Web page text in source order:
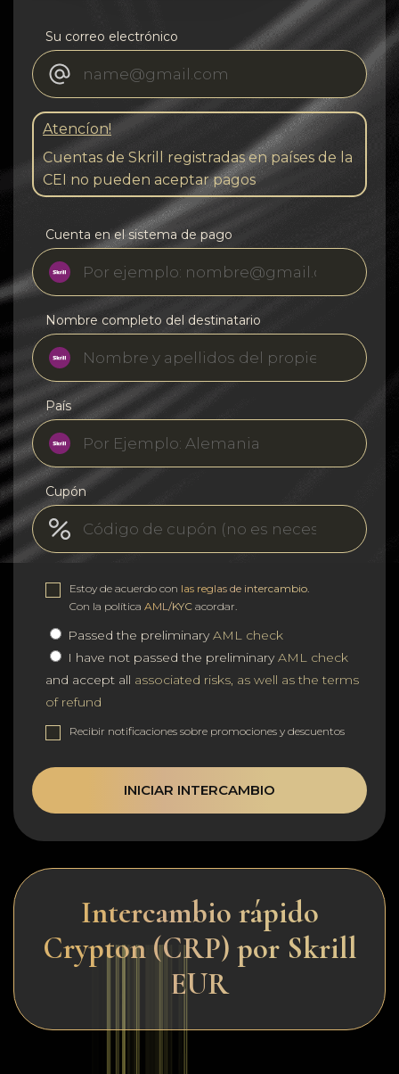
Su correo electrónico
Atencíon!
Cuentas de Skrill registradas en países de la
CEI no pueden aceptar pagos
Cuenta en el sistema de pago
Nombre completo del destinatario
País
Cupón
Estoy de acuerdo con las reglas de intercambio
Con la política AML/KYC acordar.
Passed the preliminaryAML check
I have not passed the preliminaryAML check
and accept all associated risks, as well as the terms
of refund
Recibir notificaciones sobre promociones y descuentos
INICIAR INTERCAMBIO
Intercambio rápido
Crypton (CRP) por Skrill
EUR